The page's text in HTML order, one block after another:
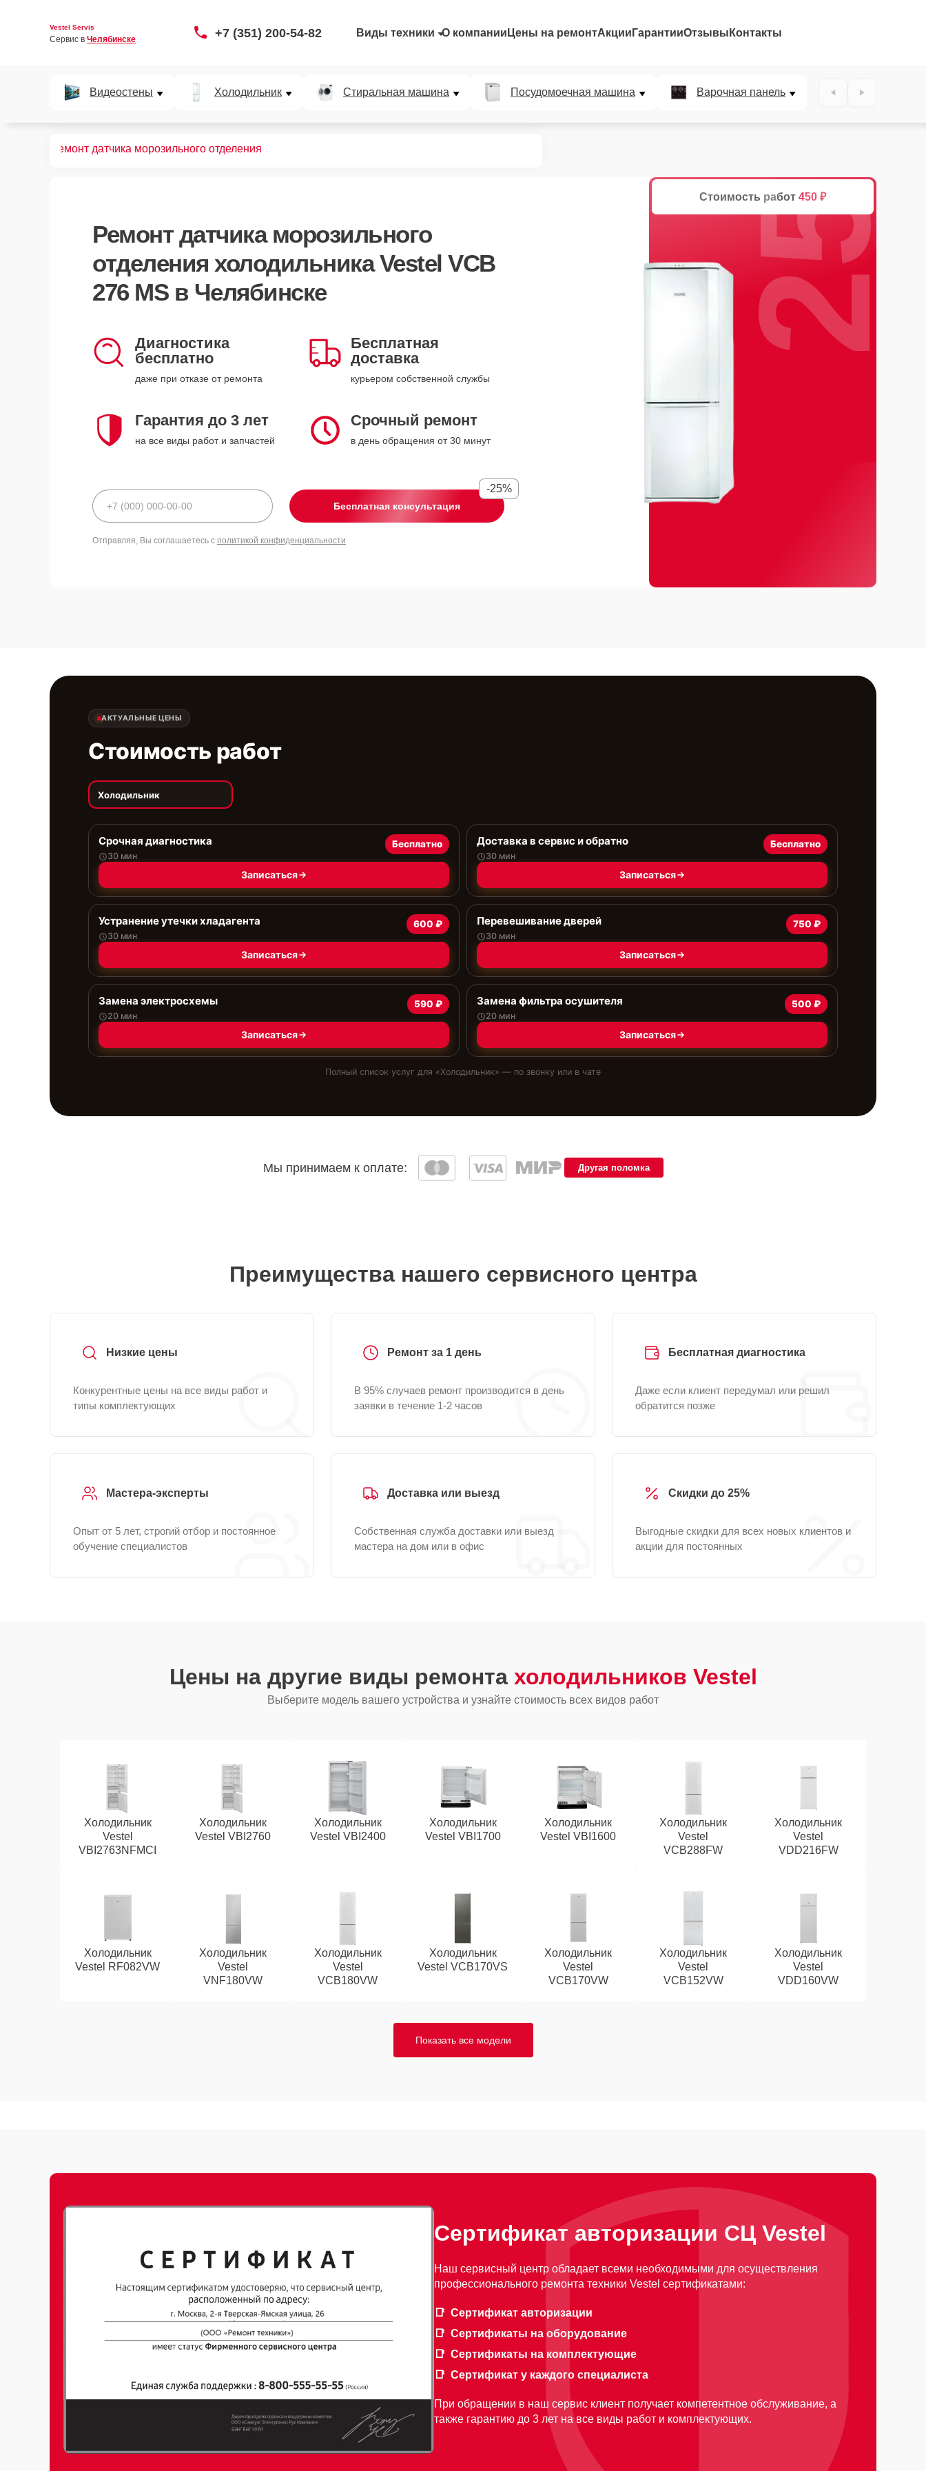
Vestel Servis
Сервис в Челябинске +7 (351) 200-54-82 Виды техники О компании Цены на ремонтАкции ГарантииОтзывы Контакты
Видеостены Холодильник Стиральная машина Посудомоечная машина Варочная панель
Ремонт датчика морозильного отделения
Ремонт датчика морозильного
отделения холодильника Vestel VCB
276 MS в Челябинске
Диагностика
бесплатно
даже при отказе от ремонта
Бесплатная
доставка
курьером собственной службы
Гарантия до 3 лет
на все виды работ и запчастей
Срочный ремонт
в день обращения от 30 минут
Бесплатная консультация
-25%
Отправляя, Вы соглашаетесь с политикой конфиденциальности
Стоимость работ 450 ₽
25%
АКТУАЛЬНЫЕ ЦЕНЫ
Стоимость работ
Холодильник
Срочная диагностика
30 мин
Бесплатно
Записаться
Доставка в сервис и обратно
30 мин
Бесплатно
Записаться
Устранение утечки хладагента
30 мин
600 ₽
Записаться
Перевешивание дверей
30 мин
750 ₽
Записаться
Замена электросхемы
20 мин
590 ₽
Записаться
Замена фильтра осушителя
20 мин
500 ₽
Записаться
Полный список услуг для «Холодильник» — по звонку или в чате
Мы принимаем к оплате: Другая поломка
Преимущества нашего сервисного центра
Низкие цены
Конкурентные цены на все виды работ и
типы комплектующих
Ремонт за 1 день
В 95% случаев ремонт производится в день
заявки в течение 1-2 часов
Бесплатная диагностика
Даже если клиент передумал или решил
обратится позже
Мастера-эксперты
Опыт от 5 лет, строгий отбор и постоянное
обучение специалистов
Доставка или выезд
Собственная служба доставки или выезд
мастера на дом или в офис
Скидки до 25%
Выгодные скидки для всех новых клиентов и
акции для постоянных
Цены на другие виды ремонта холодильников Vestel
Выберите модель вашего устройства и узнайте стоимость всех видов работ
Холодильник
Vestel
VBI2763NFMCI
Холодильник
Vestel VBI2760
Холодильник
Vestel VBI2400
Холодильник
Vestel VBI1700
Холодильник
Vestel VBI1600
Холодильник
Vestel
VCB288FW
Холодильник
Vestel
VDD216FW
Холодильник
Vestel RF082VW
Холодильник
Vestel
VNF180VW
Холодильник
Vestel
VCB180VW
Холодильник
Vestel VCB170VS
Холодильник
Vestel
VCB170VW
Холодильник
Vestel
VCB152VW
Холодильник
Vestel
VDD160VW
Показать все модели
Сертификат авторизации СЦ Vestel
Наш сервисный центр обладает всеми необходимыми для осуществления
профессионального ремонта техники Vestel сертификатами:
Сертификат авторизации
Сертификаты на оборудование
Сертификаты на комплектующие
Сертификат у каждого специалиста
При обращении в наш сервис клиент получает компетентное обслуживание, а
также гарантию до 3 лет на все виды работ и комплектующих.